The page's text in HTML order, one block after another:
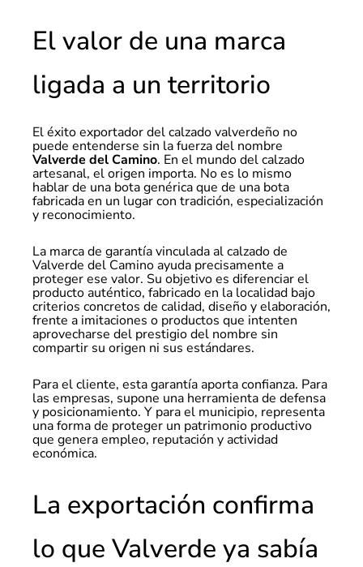
El valor de una marca
ligada a un territorio
El éxito exportador del calzado valverdeño no
puede entenderse sin la fuerza del nombre
Valverde del Camino. En el mundo del calzado
artesanal, el origen importa. No es lo mismo
hablar de una bota genérica que de una bota
fabricada en un lugar con tradición, especialización
y reconocimiento.
La marca de garantía vinculada al calzado de
Valverde del Camino ayuda precisamente a
proteger ese valor. Su objetivo es diferenciar el
producto auténtico, fabricado en la localidad bajo
criterios concretos de calidad, diseño y elaboración,
frente a imitaciones o productos que intenten
aprovecharse del prestigio del nombre sin
compartir su origen ni sus estándares.
Para el cliente, esta garantía aporta confianza. Para
las empresas, supone una herramienta de defensa
y posicionamiento. Y para el municipio, representa
una forma de proteger un patrimonio productivo
que genera empleo, reputación y actividad
económica.
La exportación confirma
lo que Valverde ya sabía